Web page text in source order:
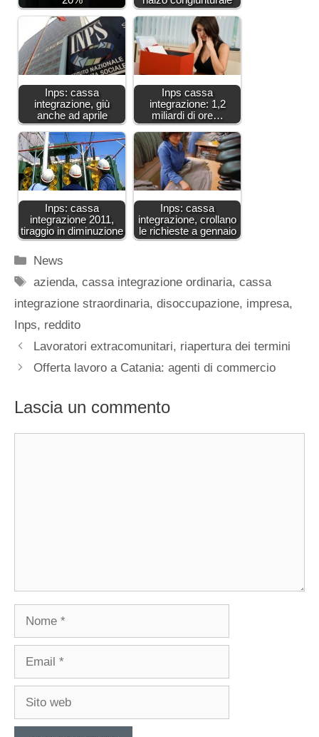
Inps: cassa
integrazione, giù
anche ad aprile
Inps cassa
integrazione: 1,2
miliardi di ore…
Inps: cassa
integrazione 2011,
tiraggio in diminuzione
Inps: cassa
integrazione, crollano
le richieste a gennaio
Categorie
News
Tag
azienda,cassa integrazione ordinaria,cassa
integrazione straordinaria, disoccupazione, impresa,
Inps, reddito
Lavoratori extracomunitari, riapertura dei termini
Offerta lavoro a Catania: agenti di commercio
Lascia un commento